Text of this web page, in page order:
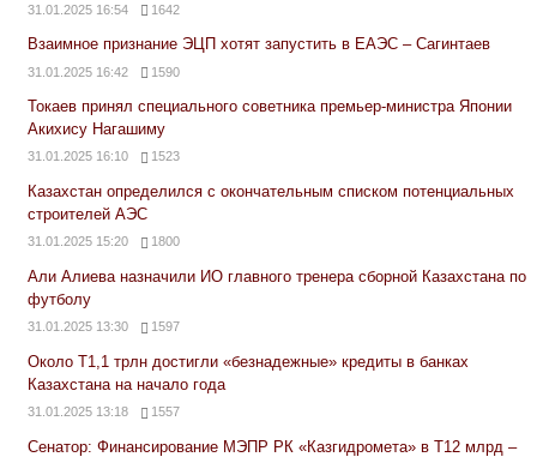
31.01.2025 16:54 1642
Взаимное признание ЭЦП хотят запустить в ЕАЭС – Сагинтаев
31.01.2025 16:42 1590
Токаев принял специального советника премьер-министра Японии
Акихису Нагашиму
31.01.2025 16:10 1523
Казахстан определился с окончательным списком потенциальных
строителей АЭС
31.01.2025 15:20 1800
Али Алиева назначили ИО главного тренера сборной Казахстана по
футболу
31.01.2025 13:30 1597
Около Т1,1 трлн достигли «безнадежные» кредиты в банках
Казахстана на начало года
31.01.2025 13:18 1557
Сенатор: Финансирование МЭПР РК «Казгидромета» в Т12 млрд –